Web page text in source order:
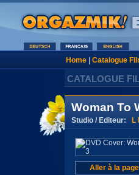
Home| Catalogue
CATALOGUE
Woman To
Studio / Editeur: L
Aller à la